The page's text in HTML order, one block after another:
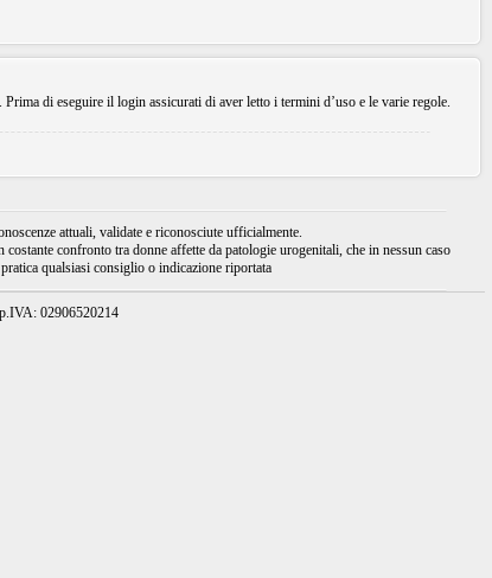
di eseguire il login assicurati di aver letto i termini d’uso e le varie regole.
attuali, validate e riconosciute ufficialmente.
confronto tra donne affette da patologie urogenitali, che in nessun caso
qualsiasi consiglio o indicazione riportata
02906520214